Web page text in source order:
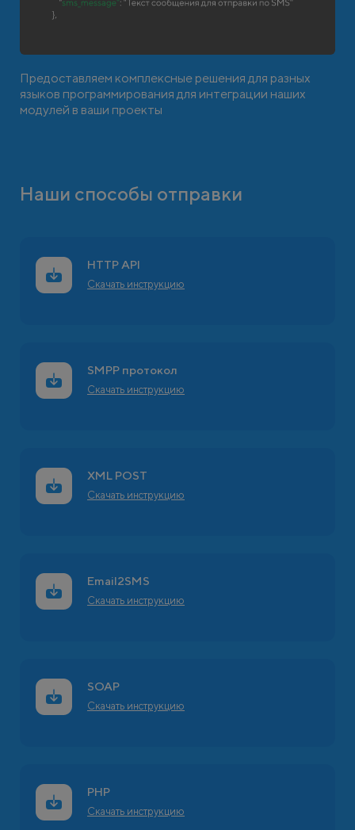
Предоставляем комплексные решения для разных
языков программирования для интеграции наших
модулей в ваши проекты
Наши способы отправки
HTTP API
Скачать инструкцию
SMPP протокол
Скачать инструкцию
XML POST
Скачать инструкцию
Email2SMS
Скачать инструкцию
SOAP
Скачать инструкцию
PHP
Скачать инструкцию